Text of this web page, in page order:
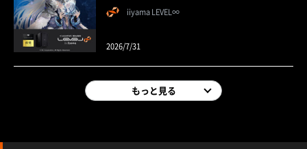
iiyama LEVEL∞
2026/7/31
もっと見る